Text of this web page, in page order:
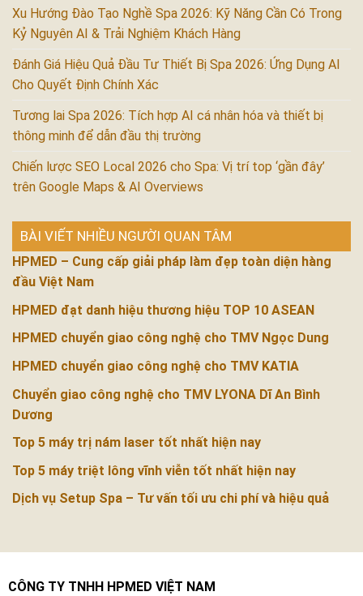
Xu Hướng Đào Tạo Nghề Spa 2026: Kỹ Năng Cần Có Trong
Kỷ Nguyên AI & Trải Nghiệm Khách Hàng
Đánh Giá Hiệu Quả Đầu Tư Thiết Bị Spa 2026: Ứng Dụng AI
Cho Quyết Định Chính Xác
Tương lai Spa 2026: Tích hợp AI cá nhân hóa và thiết bị
thông minh để dẫn đầu thị trường
Chiến lược SEO Local 2026 cho Spa: Vị trí top ‘gần đây’
trên Google Maps & AI Overviews
BÀI VIẾT NHIỀU NGƯỜI QUAN TÂM
HPMED – Cung cấp giải pháp làm đẹp toàn diện hàng
đầu Việt Nam
HPMED đạt danh hiệu thương hiệu TOP 10 ASEAN
HPMED chuyển giao công nghệ cho TMV Ngọc Dung
HPMED chuyển giao công nghệ cho TMV KATIA
Chuyển giao công nghệ cho TMV LYONA Dĩ An Bình
Dương
Top 5 máy trị nám laser tốt nhất hiện nay
Top 5 máy triệt lông vĩnh viễn tốt nhất hiện nay
Dịch vụ Setup Spa – Tư vấn tối ưu chi phí và hiệu quả
CÔNG TY TNHH HPMED VIỆT NAM